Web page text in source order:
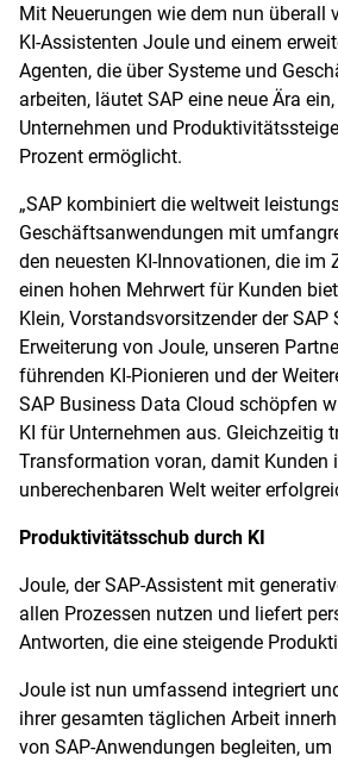
Mit Neuerungen wie dem nun überall
KI-Assistenten Joule und einem
Agenten, die über Systeme und
arbeiten, läutet SAP eine neue Ära
Unternehmen und
Prozent ermöglicht.
„SAP kombiniert die weltweit
Geschäftsanwendungen mit
den neuesten KI-Innovationen, die im
einen hohen Mehrwert für Kunden
Klein, Vorstandsvorsitzender der SAP
Erweiterung von Joule, unseren
führenden KI-Pionieren und der
SAP Business Data Cloud schöpfen
KI für Unternehmen aus. Gleichzeitig
Transformation voran, damit Kunden
unberechenbaren Welt weiter
Produktivitätsschub durch KI
Joule, der SAP-Assistent mit
allen Prozessen nutzen und liefert
Antworten, die eine steigende
Joule ist nun umfassend integriert
ihrer gesamten täglichen Arbeit
von SAP-Anwendungen begleiten,